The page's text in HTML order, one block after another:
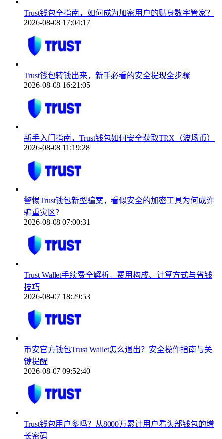
Trust钱包全指南，如何成为加密用户的贴身数字管家？
2026-08-08 17:04:17
Trust钱包转钱出来，新手必看的安全提现全步骤
2026-08-08 16:21:05
新手入门指南，Trust钱包如何安全获取TRX（波场币）
2026-08-08 11:19:28
警惕Trust钱包新型骗案，看似安全的加密工具为何成诈
骗重灾区？
2026-08-08 07:00:31
Trust Wallet手续费全解析，费用构成、计算方式与省钱
技巧
2026-08-07 18:29:53
币安官方钱包Trust Wallet怎么退出？安全操作指南与关
键提醒
2026-08-07 09:52:40
Trust钱包用户多吗？从8000万累计用户看头部钱包的增
长密码